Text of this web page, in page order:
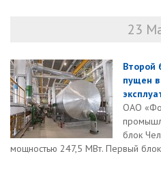
23
Второй
пущен
ОАО
блок
мощностью 247,5 МВт. Первый